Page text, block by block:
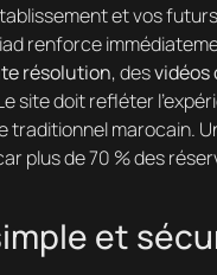
et vos
renforce
résolution, desvidéos
site doit refléter
marocain.
plus de 70 % des
et